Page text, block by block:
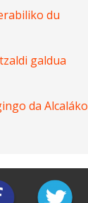
du
galdua
da Alcaláko